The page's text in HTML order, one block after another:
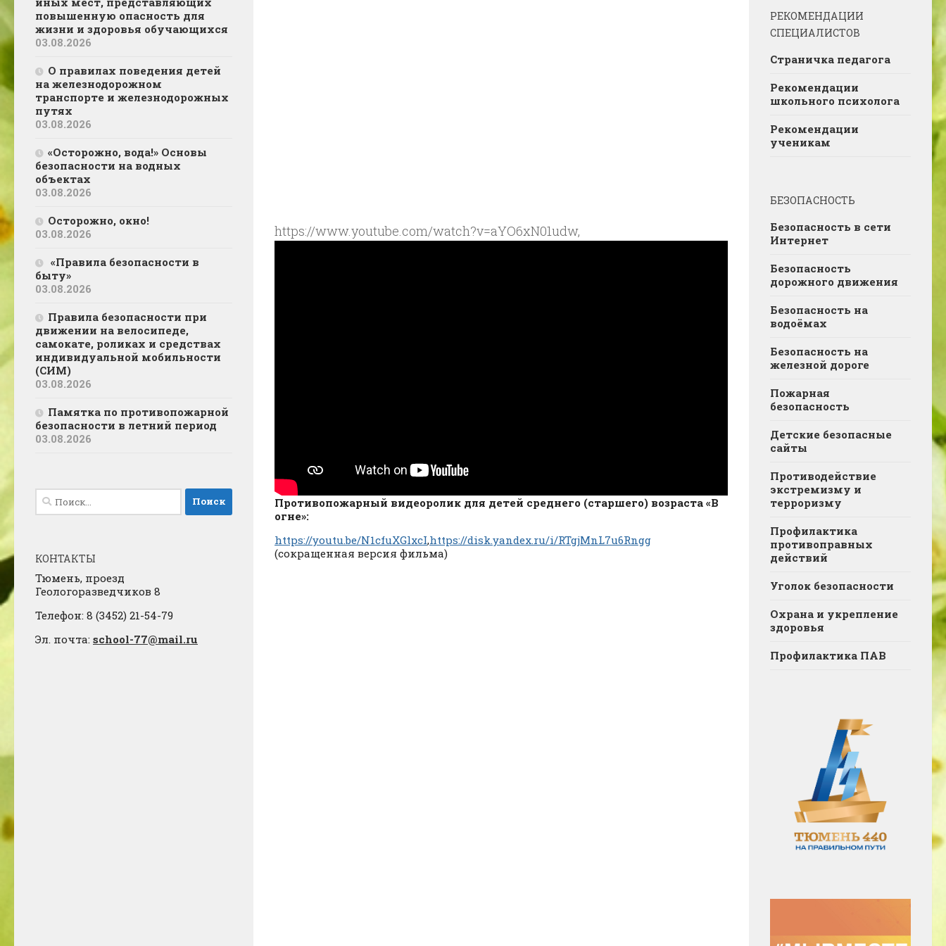
https://www.youtube.com/watch?v=aYO6xN01udw,
Противопожарный видеоролик для детей среднего (старшего) возраста «В
огне»:
https://youtu.be/N1cfuXGlxcI,https://disk.yandex.ru/i/RTgjMnL7u6Rngg
(сокращенная версия фильма)
повышенную опасность для
жизни и здоровья обучающихся
03.08.2026
О правилах поведения детей
на железнодорожном
транспорте и железнодорожных
путях
03.08.2026
«Осторожно, вода!» Основы
безопасности на водных
объектах
03.08.2026
Осторожно, окно!
03.08.2026
«Правила безопасности в
быту»
03.08.2026
Правила безопасности при
движении на велосипеде,
самокате, роликах и средствах
индивидуальной мобильности
(СИМ)
03.08.2026
Памятка по противопожарной
безопасности в летний период
03.08.2026
Найти:
КОНТАКТЫ
Тюмень, проезд
Геологоразведчиков 8
Телефон: 8 (3452) 21-54-79
Эл. почта: school-77@mail.ru
РЕКОМЕНДАЦИИ
СПЕЦИАЛИСТОВ
Страничка педагога
Рекомендации
школьного психолога
Рекомендации
ученикам
БЕЗОПАСНОСТЬ
Безопасность в сети
Интернет
Безопасность
дорожного движения
Безопасность на
водоёмах
Безопасность на
железной дороге
Пожарная
безопасность
Детские безопасные
сайты
Противодействие
экстремизму и
терроризму
Профилактика
противоправных
действий
Уголок безопасности
Охрана и укрепление
здоровья
Профилактика ПАВ